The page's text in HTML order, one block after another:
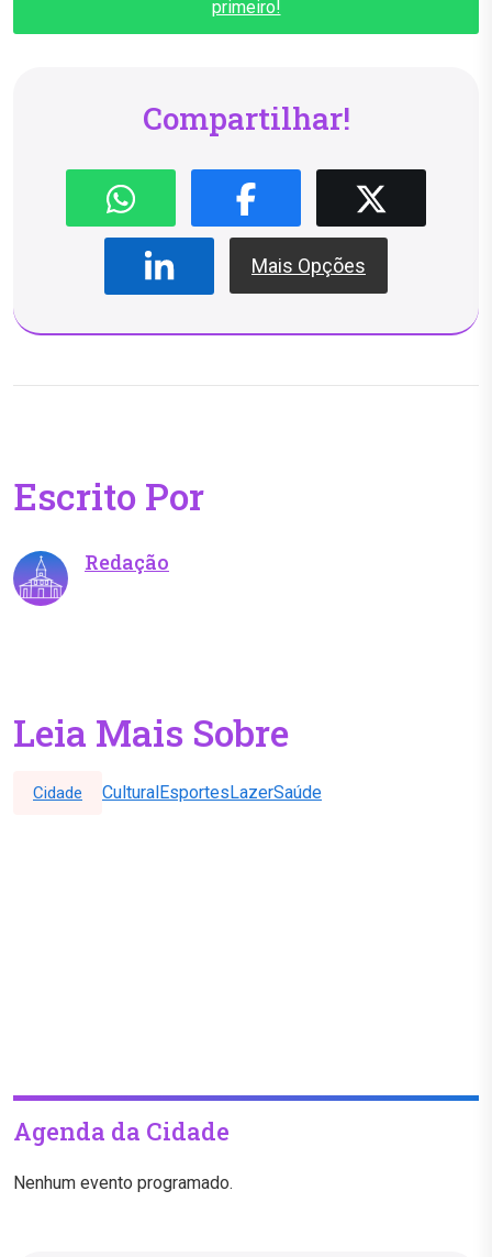
primeiro!
Compartilhar!
Mais Opções
Escrito Por
Redação
Leia Mais Sobre
Cidade Cultural Esportes LazerSaúde
Agenda da Cidade
Nenhum evento programado.